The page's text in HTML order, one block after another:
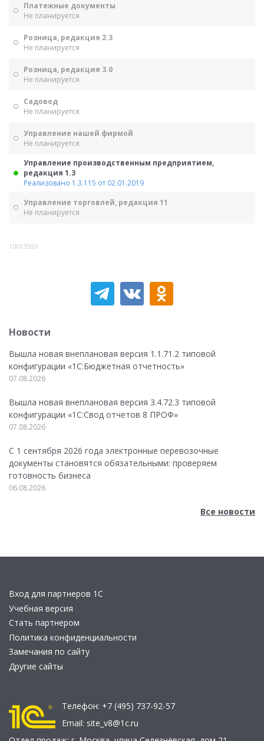
Платежные документы
Не планируется
Розница, редакция 2.3
Не планируется
Розница, редакция 3.0
Не планируется
Садовод
Не планируется
Управление нашей фирмой
Не планируется
Управление производственным предприятием,
редакция 1.3
Реализовано 1.3.115 от 02.01.2019
Управление торговлей, редакция 11
Не планируется
10013503
Новости
Вышла новая внеплановая версия 1.1.71.2 типовой
конфигурации «1C:Бюджетная отчетность»
07.08.2026
Вышла новая внеплановая версия 3.4.72.3 типовой
конфигурации «1C:Свод отчетов 8 ПРОФ»
07.08.2026
С 1 сентября 2026 года электронные перевозочные
документы становятся обязательными: проверяем
готовность бизнеса
06.08.2026
Все новости
Вход для партнеров 1С
Учебная версия
Стать партнером
Политика конфиденциальности
Замечания по сайту
Другие сайты
Телефон: +7 (495) 737-92-57
Email: site_v8@1c.ru